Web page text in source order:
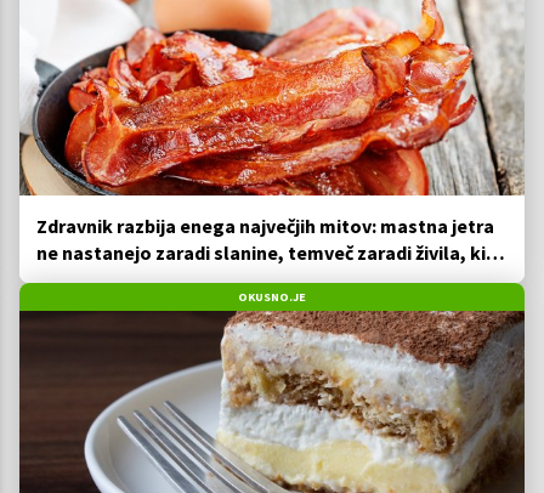
Zdravnik razbija enega največjih mitov: mastna jetra
ne nastanejo zaradi slanine, temveč zaradi živila, ki
ga imamo vsi radi
OKUSNO.JE